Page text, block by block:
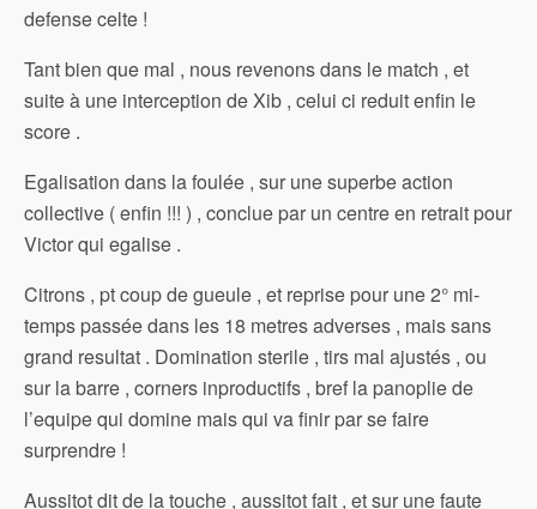
defense celte !
Tant bien que mal , nous revenons dans le match , et
suite à une interception de Xib , celui ci reduit enfin le
score .
Egalisation dans la foulée , sur une superbe action
collective ( enfin !!! ) , conclue par un centre en retrait pour
Victor qui egalise .
Citrons , pt coup de gueule , et reprise pour une 2° mi-
temps passée dans les 18 metres adverses , mais sans
grand resultat . Domination sterile , tirs mal ajustés , ou
sur la barre , corners inproductifs , bref la panoplie de
l’equipe qui domine mais qui va finir par se faire
surprendre !
Aussitot dit de la touche , aussitot fait , et sur une faute